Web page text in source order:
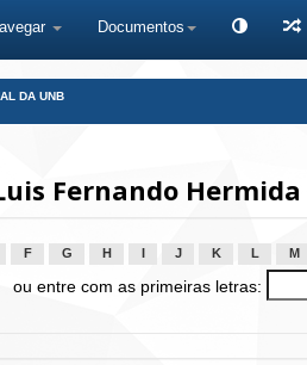
Documentos
DA UNB
Fernando Hermida
F G H J K L M
ou entre com as primeiras letras: